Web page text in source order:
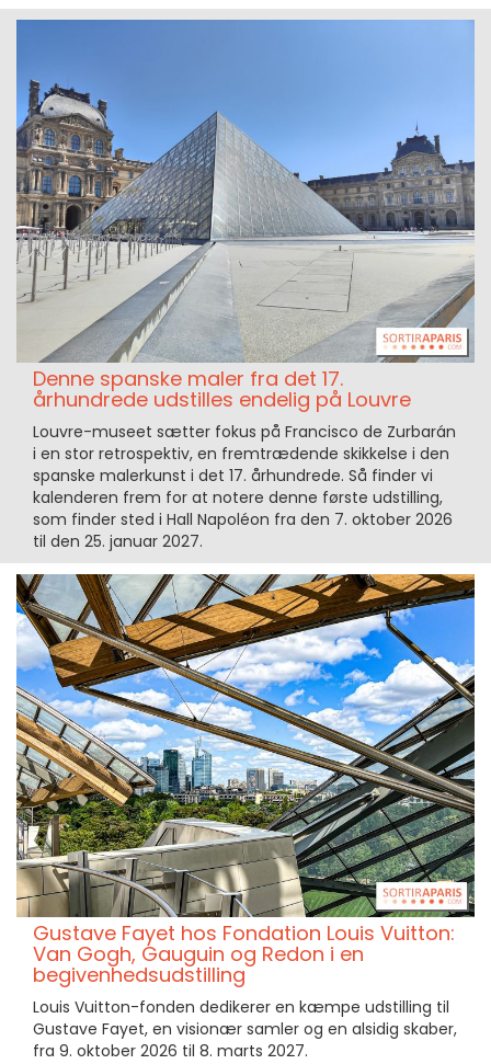
Denne spanske maler fra det 17.
århundrede udstilles endelig på Louvre
Louvre-museet sætter fokus på Francisco de Zurbarán
i en stor retrospektiv, en fremtrædende skikkelse i den
spanske malerkunst i det 17. århundrede. Så finder vi
kalenderen frem for at notere denne første udstilling,
som finder sted i Hall Napoléon fra den 7. oktober 2026
til den 25. januar 2027.
Gustave Fayet hos Fondation Louis Vuitton:
Van Gogh, Gauguin og Redon i en
begivenhedsudstilling
Louis Vuitton-fonden dedikerer en kæmpe udstilling til
Gustave Fayet, en visionær samler og en alsidig skaber,
fra 9. oktober 2026 til 8. marts 2027.